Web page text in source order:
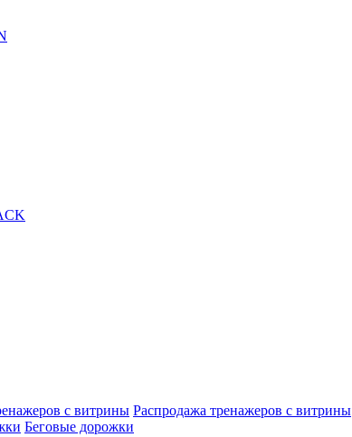
Распродажа тренажеров с витрины
Беговые дорожки